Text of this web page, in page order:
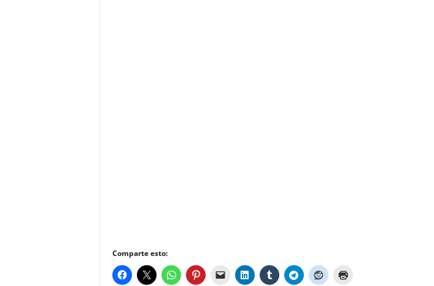
Comparte esto: